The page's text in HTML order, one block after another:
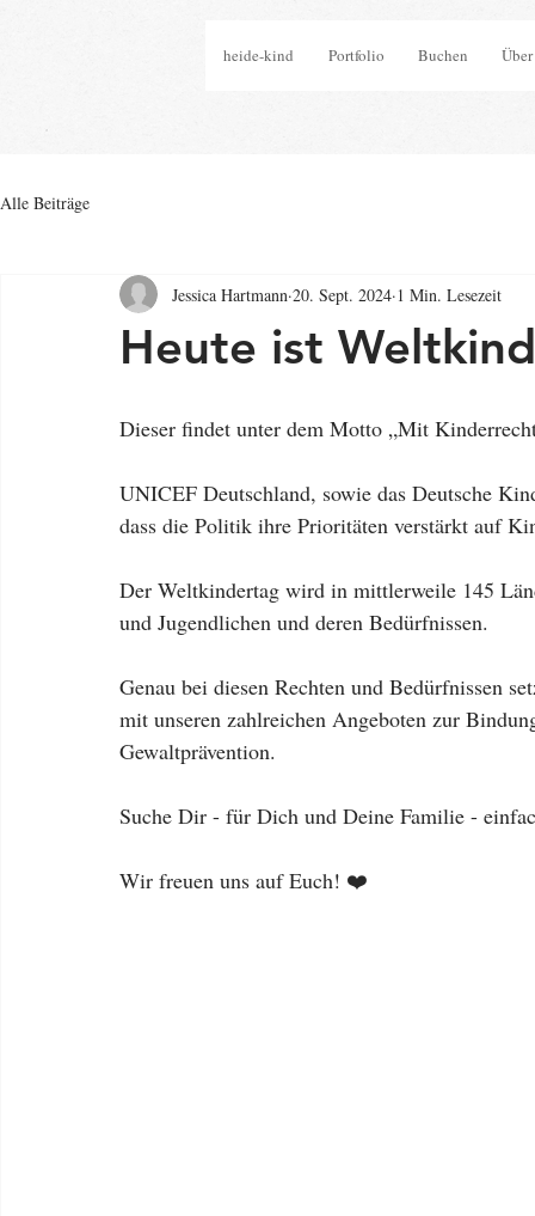
heide-kind Portfolio Buchen
Alle Beiträge
Heute ist
Jessica Hartmann 20. Sept. 2024 1 Min. Lesezeit
Dieser findet unter dem Motto „Mit
UNICEF Deutschland, sowie das Deutsche
dass die Politik ihre Prioritäten verstärkt auf
Der Weltkindertag wird in mittlerweile 145
und Jugendlichen und deren Bedürfnissen.
Genau bei diesen Rechten und Bedürfnissen
mit unseren zahlreichen Angeboten zur
Gewaltprävention.
Suche Dir - für Dich und Deine Familie -
Wir freuen uns auf Euch! ❤️